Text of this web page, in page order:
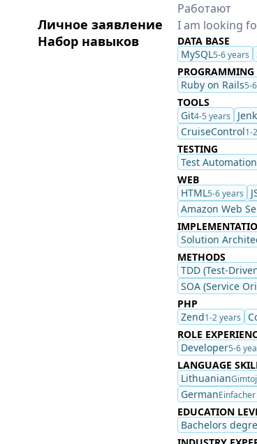
Работают
Личное заявление I am looking
Набор навыков
DATA BASE
MySQL5-6 years
PROGRAMMING
Ruby on Rails5-
TOOLS
Git4-5 years
CruiseControl1-
TESTING
Test Automation
WEB
HTML5-6 years
Amazon Web
Solution
METHODS
TDD (Test-
SOA (Service
PHP
Zend1-2 years
ROLE
Developer5-6
LANGUAGE
Lithuanian
German
EDUCATION
Bachelors